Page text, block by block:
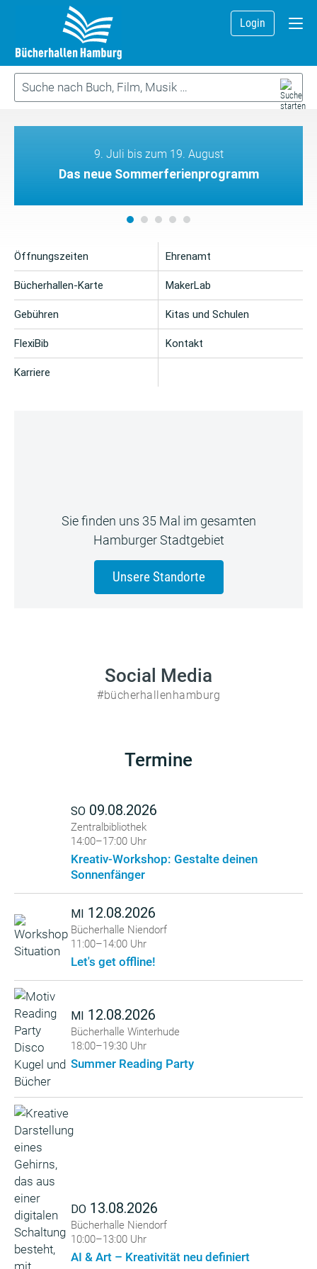
Login
9. Juli bis zum 19. August
Das neue Sommerferienprogramm
Öffnungszeiten
Bücherhallen-Karte
Gebühren
FlexiBib
Karriere
Ehrenamt
MakerLab
Kitas und Schulen
Kontakt
Sie finden uns 35 Mal im gesamten
Hamburger Stadtgebiet
Unsere Standorte
Social Media
#bücherhallenhamburg
Termine
SO 09.08.2026
Zentralbibliothek
14:00–17:00 Uhr
Kreativ-Workshop: Gestalte deinen
Sonnenfänger
MI 12.08.2026
Bücherhalle Niendorf
11:00–14:00 Uhr
Let's get offline!
MI 12.08.2026
Bücherhalle Winterhude
18:00–19:30 Uhr
Summer Reading Party
DO 13.08.2026
Bücherhalle Niendorf
10:00–13:00 Uhr
AI & Art – Kreativität neu definiert